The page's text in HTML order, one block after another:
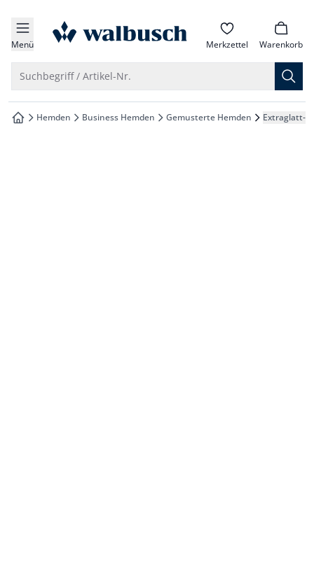
springen
springen
springen
springen
Menü zur Startseite Merkzettel Warenkorb
Suchbegriff / Artikel-Nr.
zur Startseite
Hemden Business Hemden Gemusterte Hemden Extraglatt-